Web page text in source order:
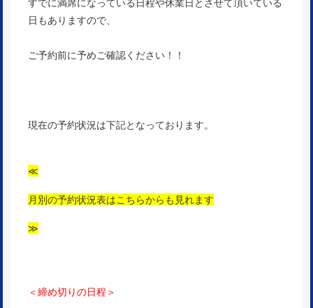
すでに満席になっている日程や休業日とさせて頂いている
日もありますので、
ご予約前に予めご確認ください！！
現在の予約状況は下記となっております。
≪
月別の予約状況表はこちらからも見れます
≫
＜締め切りの日程＞